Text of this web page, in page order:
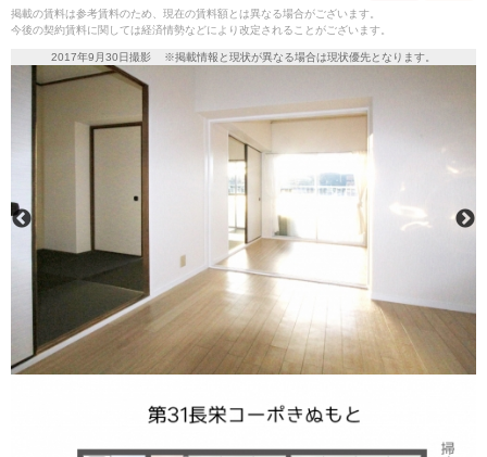
掲載の賃料は参考賃料のため、現在の賃料額とは異なる場合がございます。
今後の契約賃料に関しては経済情勢などにより改定されることがございます。
2017年9月30日撮影 ※掲載情報と現状が異なる場合は現状優先となります。